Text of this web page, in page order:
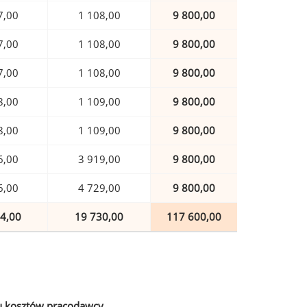
1 108,00 9 800,00
1 108,00 9 800,00
1 108,00 9 800,00
1 109,00 9 800,00
1 109,00 9 800,00
3 919,00 9 800,00
4 729,00 9 800,00
19 730,00 117 600,00